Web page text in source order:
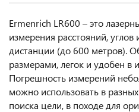
Ermenrich LR600 – это
измерения расстояний, углов
дистанции (до 600 метров).
размерами, легок и удобен в
Погрешность измерений
можно использовать в
поиска цели, в походе для